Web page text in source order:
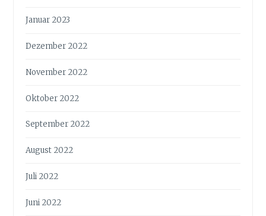
Januar 2023
Dezember 2022
November 2022
Oktober 2022
September 2022
August 2022
Juli 2022
Juni 2022